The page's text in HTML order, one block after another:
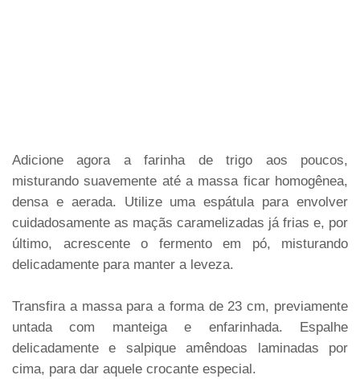
Adicione agora a farinha de trigo aos poucos,
misturando suavemente até a massa ficar homogênea,
densa e aerada. Utilize uma espátula para envolver
cuidadosamente as maçãs caramelizadas já frias e, por
último, acrescente o fermento em pó, misturando
delicadamente para manter a leveza.
Transfira a massa para a forma de 23 cm, previamente
untada com manteiga e enfarinhada. Espalhe
delicadamente e salpique amêndoas laminadas por
cima, para dar aquele crocante especial.